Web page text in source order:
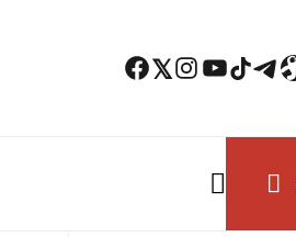
Facebook Twitter Instagram YouTube TikTok TelegramLien